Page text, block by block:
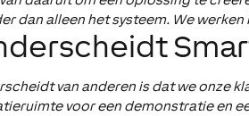
dan alleen het systeem. We
van anderen is dat we onze
voor een demonstratie en